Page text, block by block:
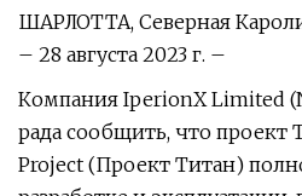
ШАРЛОТТА, Северная
– 28 августа 2023 г. –
Компания IperionX Limited
рада сообщить, что проект
Project (Проект Титан)